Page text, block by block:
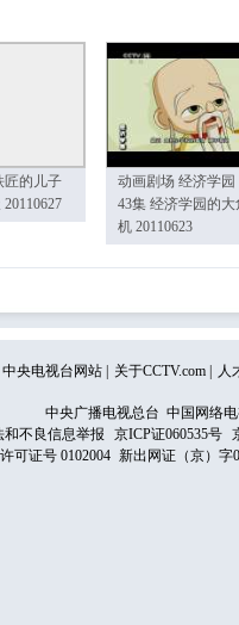
匠的儿子
动画剧场 经济学园
43集 经济学园的大
机 20110623
中央电视台网站 关于CCTV.com 人
中央广播电视总台 中国网络
和不良信息举报
京ICP证060535号
可证号 0102004 新出网证（京）